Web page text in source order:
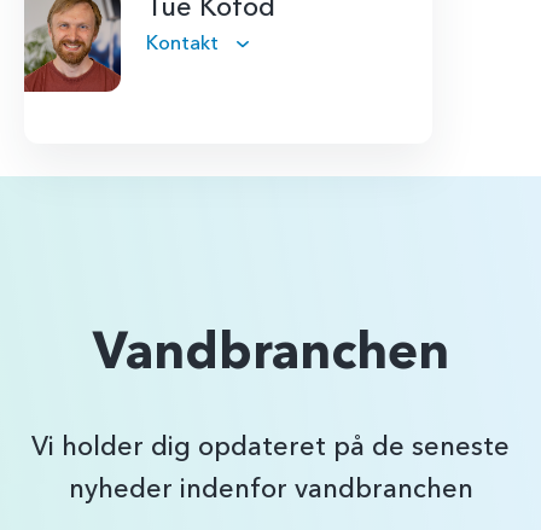
Tue Kofod
Kontakt
Vandbranchen
Vi holder dig opdateret på de seneste
nyheder indenfor vandbranchen